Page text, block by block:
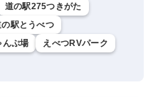
道の駅275つきがた
駅とうべつ
ぷ場
えべつRVパーク